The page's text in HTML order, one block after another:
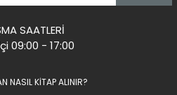
SAATLERİ
09:00 - 17:00
NASIL KİTAP ALINIR?